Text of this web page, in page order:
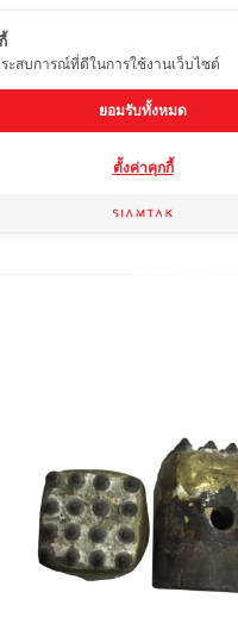
TH
เครื่องมืออื่นๆ
ระสบการณ์ที่ดีในการใช้งานเว็บไซต์
ยอมรับทั้งหมด
ตั้งค่าคุกกี้